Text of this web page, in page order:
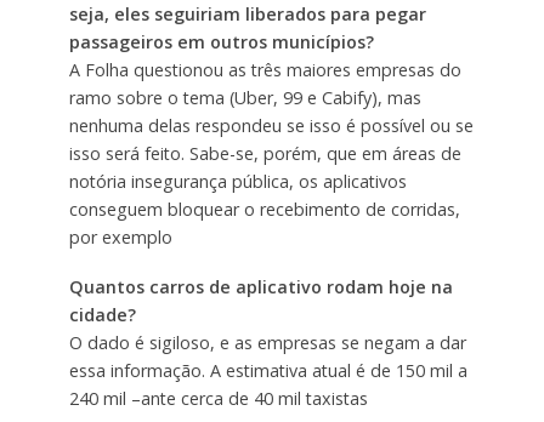
seja, eles seguiriam liberados para pegar
passageiros em outros municípios?
A Folha questionou as três maiores empresas do
ramo sobre o tema (Uber, 99 e Cabify), mas
nenhuma delas respondeu se isso é possível ou se
isso será feito. Sabe-se, porém, que em áreas de
notória insegurança pública, os aplicativos
conseguem bloquear o recebimento de corridas,
por exemplo
Quantos carros de aplicativo rodam hoje na
cidade?
O dado é sigiloso, e as empresas se negam a dar
essa informação. A estimativa atual é de 150 mil a
240 mil –ante cerca de 40 mil taxistas